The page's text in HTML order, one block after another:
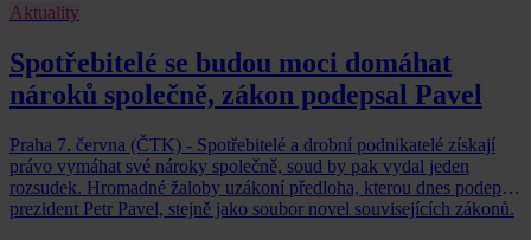
Aktuality
Spotřebitelé se budou moci domáhat
nároků společně, zákon podepsal Pavel
Praha 7. června (ČTK) - Spotřebitelé a drobní podnikatelé získají
právo vymáhat své nároky společně, soud by pak vydal jeden
rozsudek. Hromadné žaloby uzákoní předloha, kterou dnes podepsal
prezident Petr Pavel, stejně jako soubor novel souvisejících zákonů.